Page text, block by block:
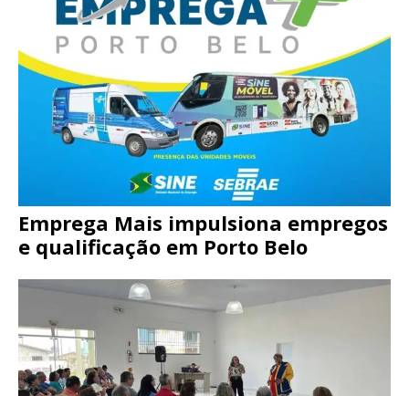
Emprega Mais impulsiona empregos
e qualificação em Porto Belo